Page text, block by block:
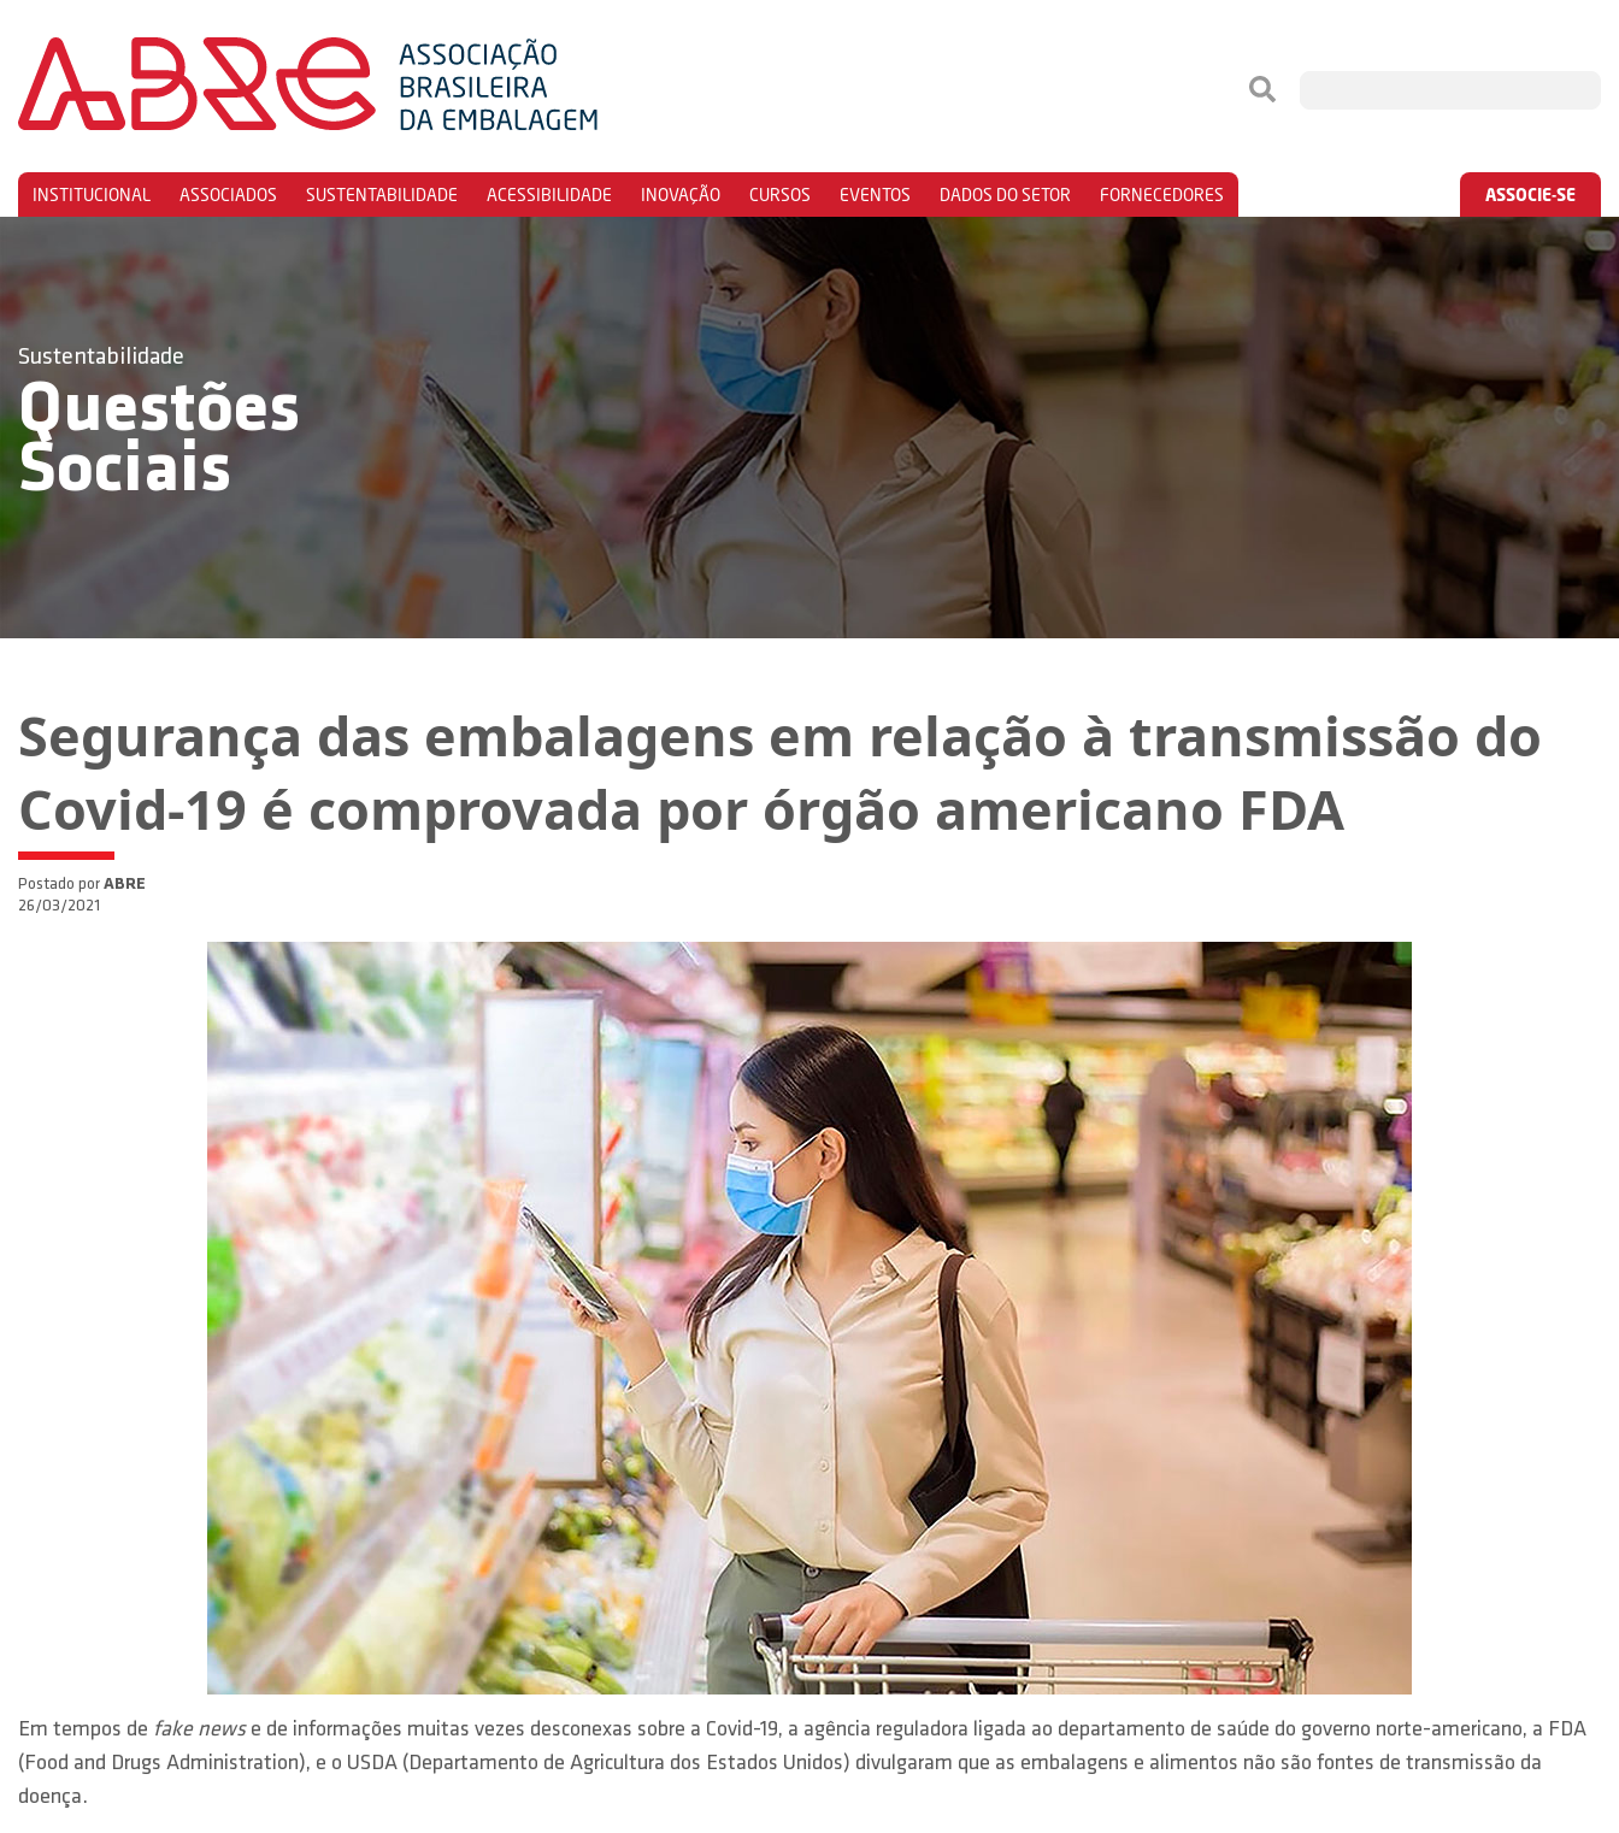
INSTITUCIONAL ASSOCIADOS SUSTENTABILIDADE ACESSIBILIDADE INOVAÇÃO CURSOS EVENTOS DADOS DO SETOR FORNECEDORES ASSOCIE-SE
Sustentabilidade
Questões
Sociais
Segurança das embalagens em relação à transmissão do
Covid-19 é comprovada por órgão americano FDA
Postado por ABRE
26/03/2021
Em tempos de fake newse de informações muitas vezes desconexas sobre a Covid-19, a agência reguladora ligada ao departamento de saúde do governo norte-americano, a FDA
(Food and Drugs Administration), e o USDA (Departamento de Agricultura dos Estados Unidos) divulgaram que as embalagens e alimentos não são fontes de transmissão da
doença.